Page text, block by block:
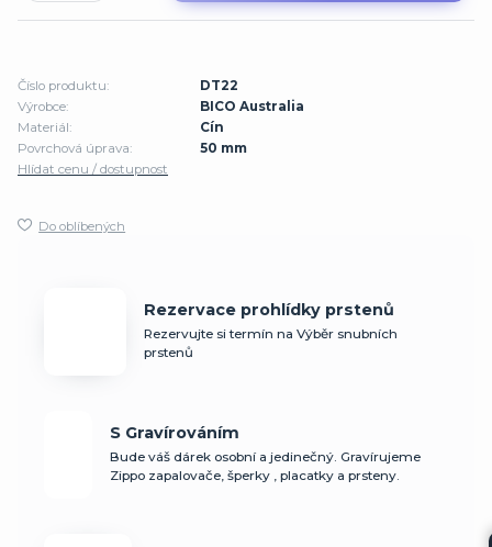
Číslo produktu:
DT22
Výrobce:
BICO Australia
Materiál:
Cín
Povrchová úprava:
50 mm
Hlídat cenu / dostupnost
Do oblíbených
Rezervace prohlídky prstenů
Rezervujte si termín na Výběr snubních
prstenů
S Gravírováním
Bude váš dárek osobní a jedinečný. Gravírujeme
Zippo zapalovače, šperky , placatky a prsteny.